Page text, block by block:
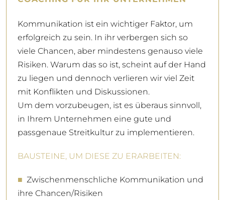
Kommunikation ist ein wichtiger Faktor, um
erfolgreich zu sein. In ihr verbergen sich so
viele Chancen, aber mindestens genauso viele
Risiken. Warum das so ist, scheint auf der Hand
zu liegen und dennoch verlieren wir viel Zeit
mit Konflikten und Diskussionen.
Um dem vorzubeugen, ist es überaus sinnvoll,
in Ihrem Unternehmen eine gute und
passgenaue Streitkultur zu implementieren.
BAUSTEINE, UM DIESE ZU ERARBEITEN:
■ Zwischenmenschliche Kommunikation und
ihre Chancen/Risiken